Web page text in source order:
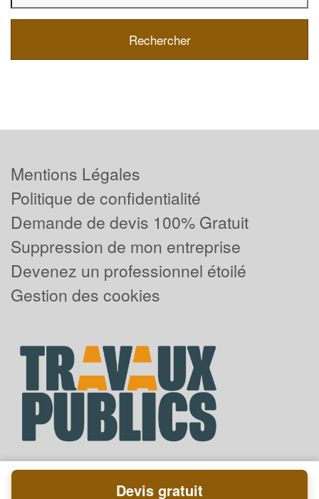
Mentions Légales
Politique de confidentialité
Demande de devis 100% Gratuit
Suppression de mon entreprise
Devenez un professionnel étoilé
Gestion des cookies
Devis gratuit